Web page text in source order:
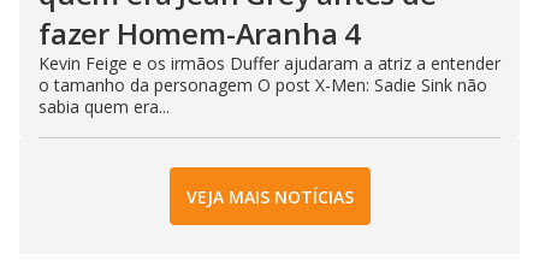
fazer Homem-Aranha 4
Kevin Feige e os irmãos Duffer ajudaram a atriz a entender
o tamanho da personagem O post X-Men: Sadie Sink não
sabia quem era...
VEJA MAIS NOTÍCIAS